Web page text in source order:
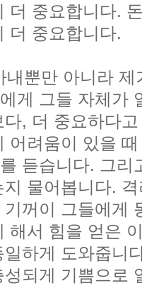
더 중요합니다.
더 중요합니다.
내뿐만 아니라 제
게 그들 자체가
, 더 중요하다고
어려움이 있을
듣습니다. 그리
지 물어봅니다.
꺼이 그들에게
해서 힘을 얻은
하게 도와줍니
성되게 기쁨으로